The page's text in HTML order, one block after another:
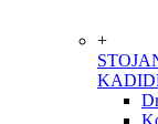
+